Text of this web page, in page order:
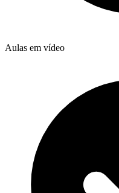
Aulas em vídeo